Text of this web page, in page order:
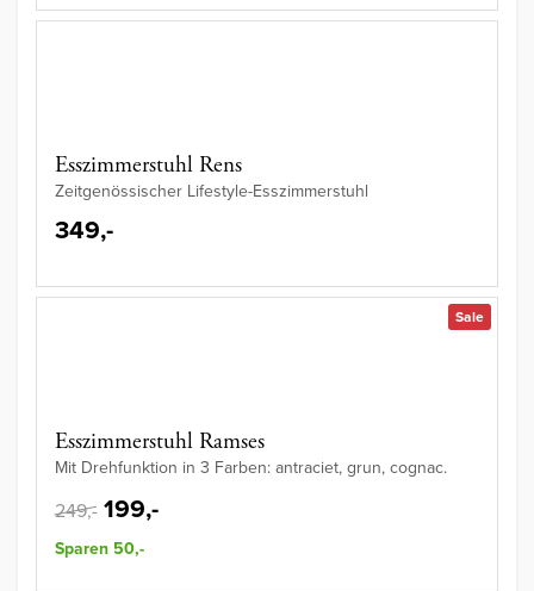
Esszimmerstuhl Rens
Zeitgenössischer Lifestyle-Esszimmerstuhl
349,-
Sale
Esszimmerstuhl Ramses
Mit Drehfunktion in 3 Farben: antraciet, grun, cognac.
249,- 199,-
Sparen 50,-